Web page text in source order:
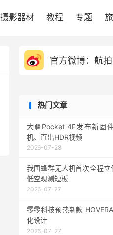
摄影器材 教程 专题
官方微博：航
热门文章
大疆Pocket 4P发布新固
机、直出HDR视频
2026-07-28
我国蜂群无人机首次全程
低空观测短板
2026-07-27
零零科技预热新款
化设计
2026-07-27